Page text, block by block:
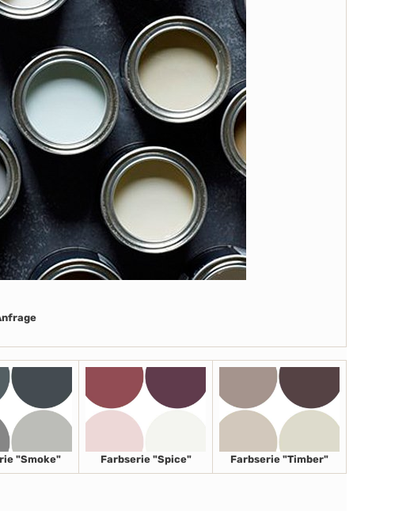
"Smoke" Farbserie "Spice" Farbserie "Timber"